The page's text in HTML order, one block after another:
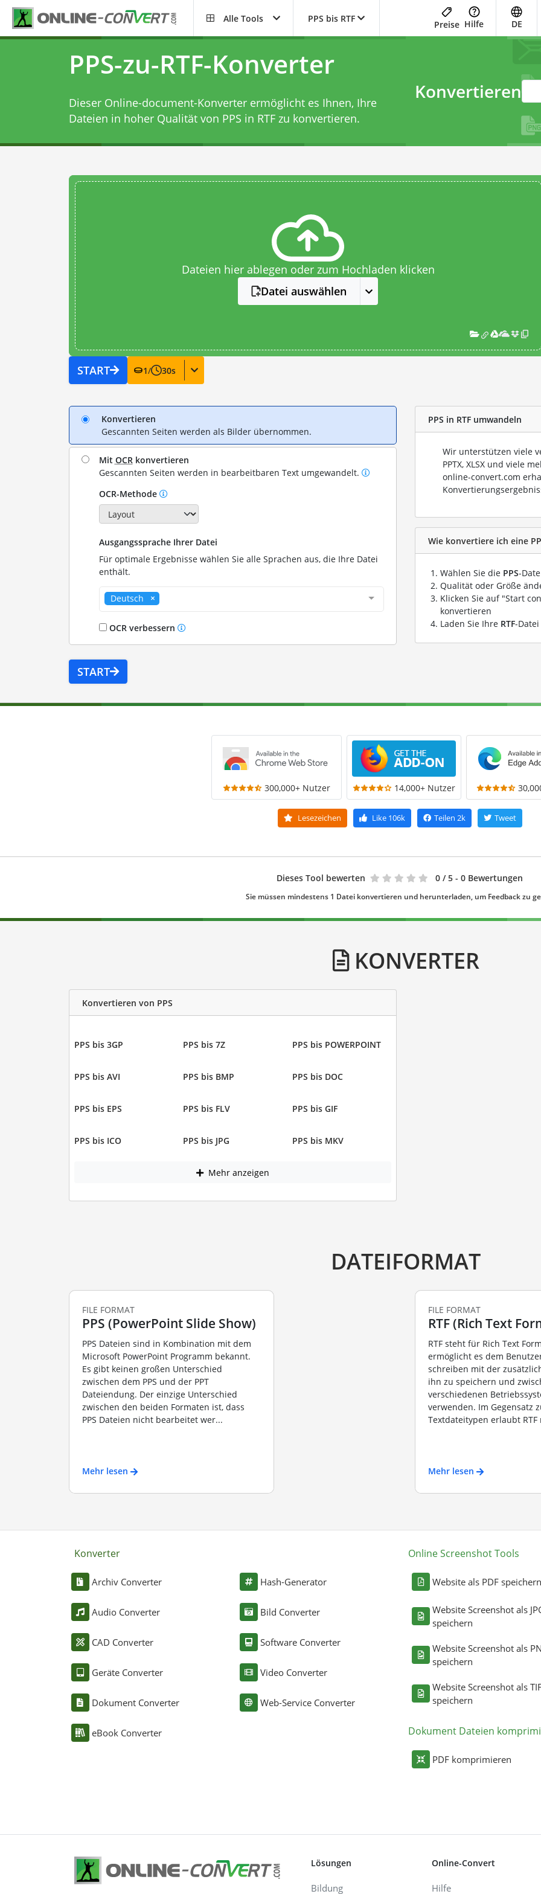
Alle Tools PPS bis RTF
Preise Hilfe DE
PPS-zu-RTF-Konverter
Dieser Online-document-Konverter ermöglicht es Ihnen, Ihre
Dateien in hoher Qualität von PPS in RTF zu konvertieren.
Konvertieren
Dateien hier ablegen oder zum Hochladen klicken
Datei auswählen
START 1/ 30s
Konvertieren
Gescannten Seiten werden als Bilder übernommen.
Mit OCRkonvertieren
Gescannten Seiten werden in bearbeitbaren Text umgewandelt.
OCR-Methode
Ausgangssprache Ihrer Datei
Für optimale Ergebnisse wählen Sie alle Sprachen aus, die Ihre Datei
enthält.
Deutsch
OCR verbessern
START
PPS in RTF umwandeln
Wir unterstützen viele
PPTX, XLSX und viele
online-convert.com
Wie konvertiere ich eine
Wählen Sie die PPS-
Qualität oder Größe
Klicken Sie auf "Start
konvertieren
Laden Sie Ihre RTF-
300,000+ Nutzer 14,000+ Nutzer
Lesezeichen Like106k Teilen 2k Tweet
Dieses Tool bewerten 0 / 5 - 0 Bewertungen
Sie müssen mindestens 1 Datei konvertieren und herunterladen, um Feedback zu
KONVERTER
Konvertieren von PPS
PPS bis 3GP PPS bis 7Z PPS bis POWERPOINT
PPS bis AVI PPS bis BMP PPS bis DOC
PPS bis EPS PPS bis FLV PPS bis GIF
PPS bis ICO PPS bis JPG PPS bis MKV
Mehr anzeigen
DATEIFORMAT
FILE FORMAT
PPS (PowerPoint Slide Show)
PPS Dateien sind in Kombination mit dem
Microsoft PowerPoint Programm bekannt.
Es gibt keinen großen Unterschied
zwischen dem PPS und der PPT
Dateiendung. Der einzige Unterschied
zwischen den beiden Formaten ist, dass
PPS Dateien nicht bearbeitet wer...
Mehr lesen
FILE FORMAT
RTF (Rich Text
RTF steht für Rich Text
ermöglicht es dem
schreiben mit der
ihn zu speichern und
verschiedenen
verwenden. Im Gegensatz
Textdateitypen erlaubt RTF
Mehr lesen
Konverter
Archiv Converter
Audio Converter
CAD Converter
Geräte Converter
Dokument Converter
eBook Converter
Hash-Generator
Bild Converter
Software Converter
Video Converter
Web-Service Converter
Online Screenshot Tools
Website als PDF speichern
Website Screenshot als
speichern
Website Screenshot als
speichern
Website Screenshot als
speichern
Dokument Dateien
PDF komprimieren
Lösungen
Bildung
Online-Convert
Hilfe